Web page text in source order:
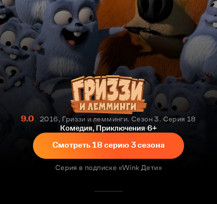
9.0
2016, Гриззи и лемминги. Сезон 3. Серия 18
Комедия, Приключения 6+
Смотреть 18 серию 3 сезона
Серия в подписке «Wink Дети»